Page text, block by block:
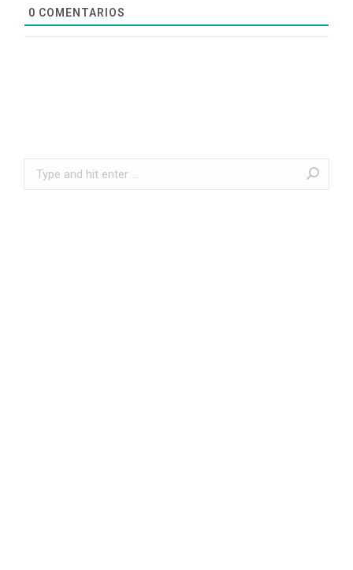
0 COMENTARIOS
Search: